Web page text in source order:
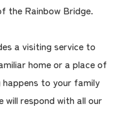
the Rainbow Bridge.
a visiting service to
home or a place of
to your family
respond with all our